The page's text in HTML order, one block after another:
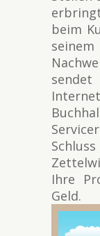
beim
Ihre
Geld.